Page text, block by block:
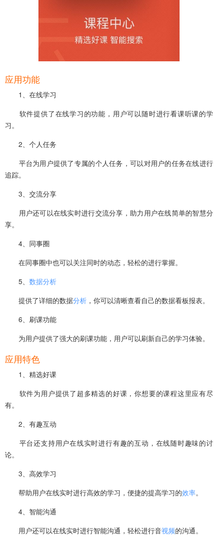
应用功能
1、在线学习
软件提供了在线学习的功能，用户可以随时进行看课听课的学
习。
2、个人任务
平台为用户提供了专属的个人任务，可以对用户的任务在线进行
追踪。
3、交流分享
用户还可以在线实时进行交流分享，助力用户在线简单的智慧分
享。
4、同事圈
在同事圈中也可以关注同时的动态，轻松的进行掌握。
5、 数据分析
提供了详细的数据分析 ，你可以清晰查看自己的数据看板报表。
6、刷课功能
为用户提供了强大的刷课功能，用户可以刷新自己的学习体验。
应用特色
1、精选好课
软件为用户提供了超多精选的好课，你想要的课程这里应有尽
有。
2、有趣互动
平台还支持用户在线实时进行有趣的互动，在线随时趣味的讨
论。
3、高效学习
帮助用户在线实时进行高效的学习，便捷的提高学习的效率。
4、智能沟通
用户还可以在线实时进行智能沟通，轻松进行音视频的沟通。